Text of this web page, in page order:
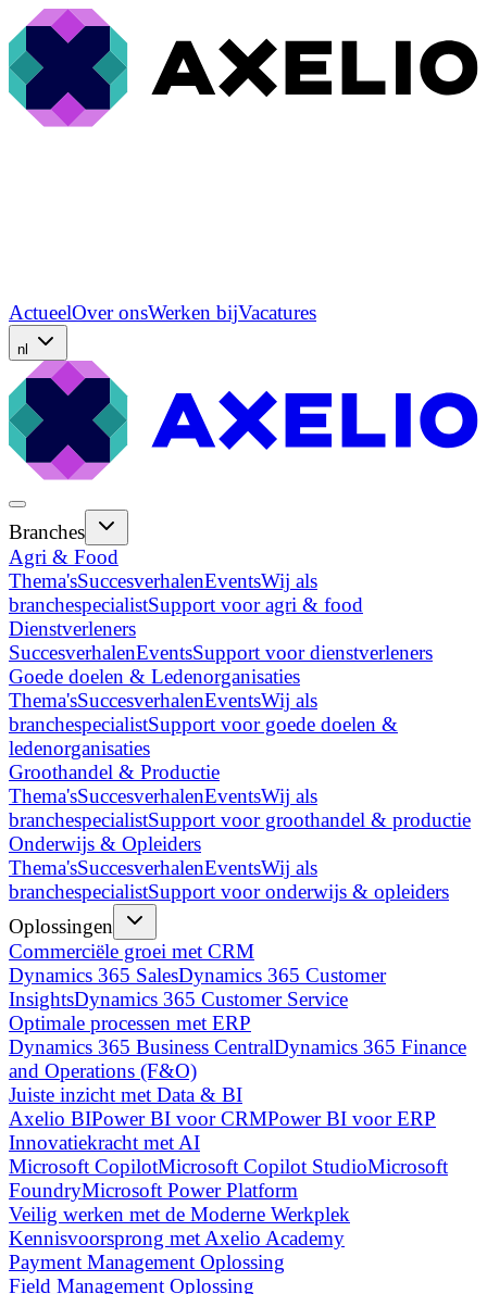
ActueelOver onsWerken bijVacatures
nl
Branches
Agri & Food
Thema'sSuccesverhalenEventsWij als
branchespecialistSupport voor agri & food
Dienstverleners
SuccesverhalenEventsSupport voor dienstverleners
Goede doelen & Ledenorganisaties
Thema'sSuccesverhalenEventsWij als
branchespecialistSupport voor goede doelen &
ledenorganisaties
Groothandel & Productie
Thema'sSuccesverhalenEventsWij als
branchespecialistSupport voor groothandel & productie
Onderwijs & Opleiders
Thema'sSuccesverhalenEventsWij als
branchespecialistSupport voor onderwijs & opleiders
Oplossingen
Commerciële groei met CRM
Dynamics 365 SalesDynamics 365 Customer
InsightsDynamics 365 Customer Service
Optimale processen met ERP
Dynamics 365 Business CentralDynamics 365 Finance
and Operations (F&O)
Juiste inzicht met Data & BI
Axelio BIPower BI voor CRMPower BI voor ERP
Innovatiekracht met AI
Microsoft CopilotMicrosoft Copilot StudioMicrosoft
FoundryMicrosoft Power Platform
Veilig werken met de Moderne Werkplek
Kennisvoorsprong met Axelio Academy
Payment Management Oplossing
Field Management Oplossing